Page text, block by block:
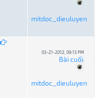
mitdoc_dieuluyen
03-21-2012, 09:13 PM
Bài cuối:
mitdoc_dieuluyen